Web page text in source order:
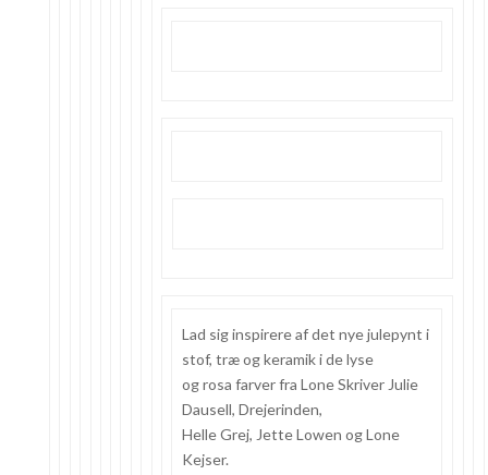
Lad sig inspirere af det nye julepynt i
stof, træ og keramik i de lyse
og rosa farver fra Lone Skriver Julie
Dausell, Drejerinden,
Helle Grej, Jette Lowen og Lone
Kejser.